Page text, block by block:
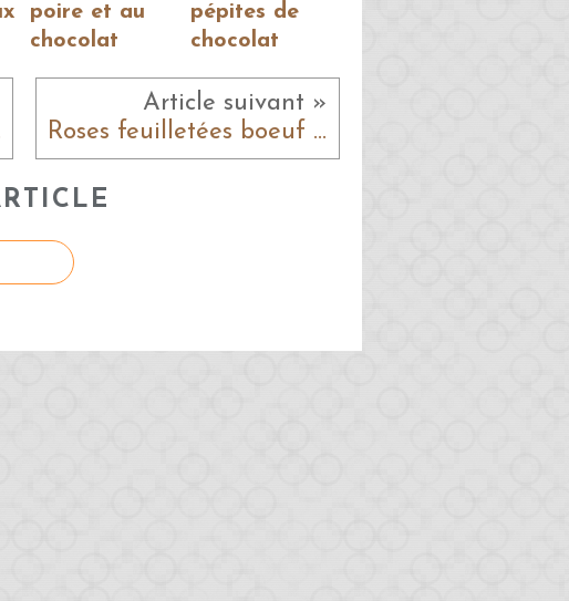
poire et au
chocolat
pépites de
chocolat
Article suivant »
Roses feuilletées boeuf courgette